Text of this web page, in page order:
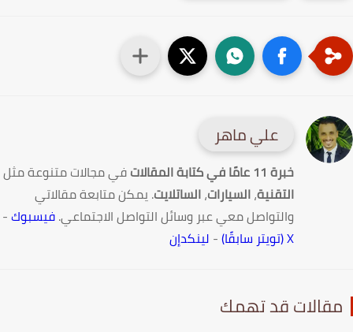
علي ماهر
خبرة 11 عامًا في كتابة المقالات
في مجالات متنوعة مثل
التقنية،السيارات،الساتلايت. يمكن متابعة مقالاتي
والتواصل معي عبر وسائل التواصل الاجتماعي.فيسبوك-
-لينكدإن
قد تهمك